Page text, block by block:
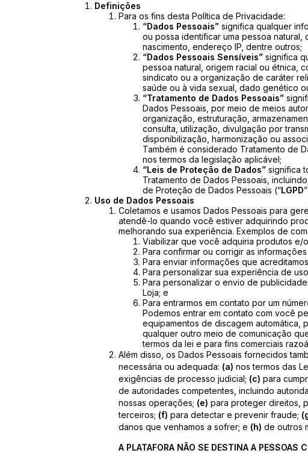
Definições
Para os fins desta Política de Privacidade:
“Dados Pessoais” significa qualquer
ou possa identificar uma pessoa
nascimento, endereço IP, dentre outros;
“Dados Pessoais Sensíveis” significa
pessoa natural, origem racial ou étnica,
sindicato ou a organização de caráter
saúde ou à vida sexual, dado genético
“Tratamento de Dados Pessoais”
Dados Pessoais, por meio de meios
organização, estruturação,
consulta, utilização, divulgação por
disponibilização, harmonização ou
Também é considerado Tratamento de
nos termos da legislação aplicável;
“Leis de Proteção de Dados” significa
Tratamento de Dados Pessoais,
de Proteção de Dados Pessoais (“LGPD
Uso de Dados Pessoais
Coletamos e usamos Dados Pessoais para
atendê-lo quando você estiver adquirindo
melhorando sua experiência. Exemplos de
Viabilizar que você adquiria produtos e/
Para confirmar ou corrigir as
Para enviar informações que
Para personalizar sua experiência de
Para personalizar o envio de
Loja; e
Para entrarmos em contato por um
Podemos entrar em contato com você
equipamentos de discagem automática,
qualquer outro meio de comunicação
termos da lei e para fins comerciais
Além disso, os Dados Pessoais fornecidos
necessária ou adequada: (a) nos termos das
exigências de processo judicial; (c) para
de autoridades competentes, incluindo
nossas operações; (e) para proteger direitos,
terceiros; (f) para detectar e prevenir fraude;
danos que venhamos a sofrer; e (h) de outros
A PLATAFORA NÃO SE DESTINA A PESSOAS